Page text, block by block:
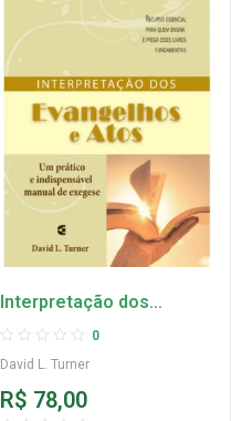
Interpretação dos
Evangelhos e Atos —
David L. Turner
0
David L. Turner
R$ 78,00